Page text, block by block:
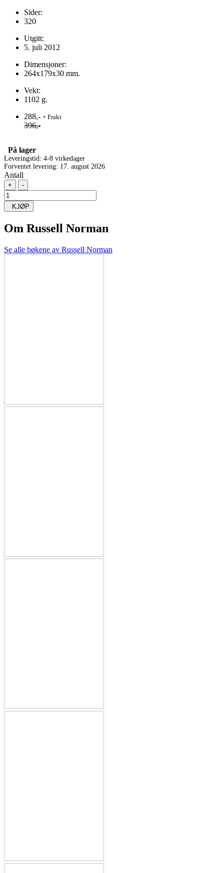
Sider:
320
Utgitt:
5. juli 2012
Dimensjoner:
264x179x30 mm.
Vekt:
1102 g.
288,- + Frakt
396,-
På lager
Leveringstid: 4-8 virkedager
Forventet levering: 17. august 2026
Antall
+ -
KJØP
Om Russell Norman
Se alle bøkene av Russell Norman